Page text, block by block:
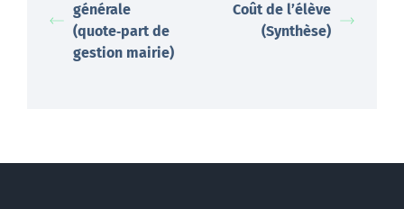
générale
(quote‑part de
gestion mairie)
Coût de l’élève
(Synthèse)